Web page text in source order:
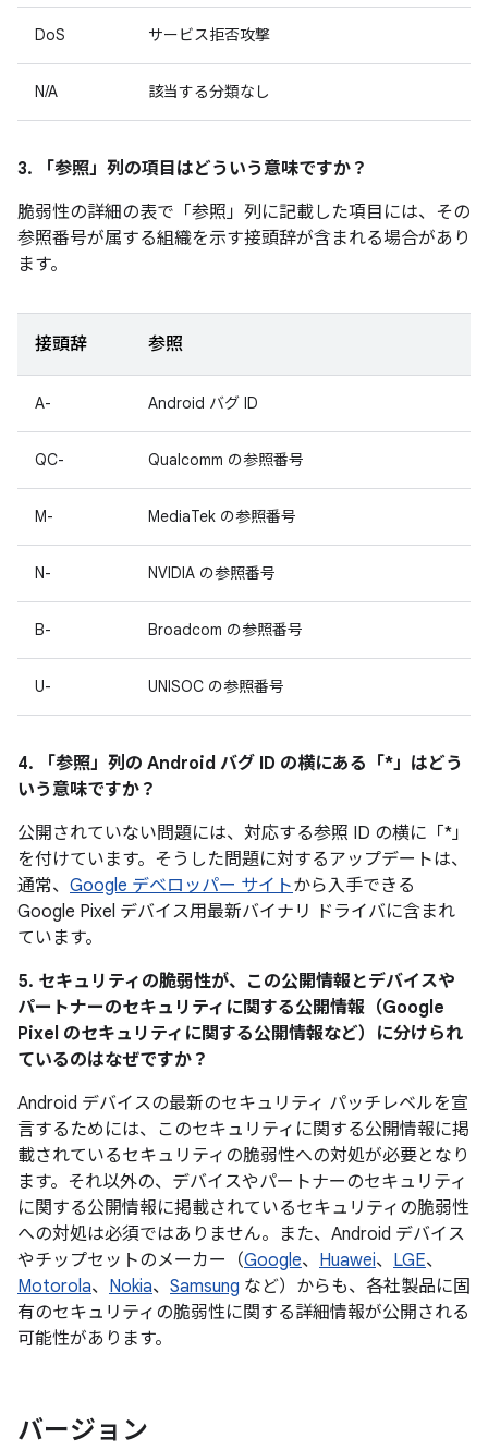
DoS サービス拒否攻撃
N/A 該当する分類なし
3. 「参照」 列の項目はどういう意味ですか？
脆弱性の詳細の表で「参照」 列に記載した項目には、その
参照番号が属する組織を示す接頭辞が含まれる場合があり
ます。
接頭辞 参照
A- Android バグ ID
QC- Qualcomm の参照番号
M- MediaTek の参照番号
N- NVIDIA の参照番号
B- Broadcom の参照番号
U- UNISOC の参照番号
4. 「参照」 列の Android バグ ID の横にある「*」はどう
いう意味ですか？
公開されていない問題には、対応する参照 ID の横に「*」
を付けています。そうした問題に対するアップデートは、
通常、 Google デベロッパー サイトから入手できる
Google Pixel デバイス用最新バイナリ ドライバに含まれ
ています。
5. セキュリティの脆弱性が、この公開情報とデバイスや
パートナーのセキュリティに関する公開情報（Google
Pixel のセキュリティに関する公開情報など）に分けられ
ているのはなぜですか？
Android デバイスの最新のセキュリティ パッチレベルを宣
言するためには、このセキュリティに関する公開情報に掲
載されているセキュリティの脆弱性への対処が必要となり
ます。それ以外の、デバイスやパートナーのセキュリティ
に関する公開情報に掲載されているセキュリティの脆弱性
への対処は必須ではありません。また、Android デバイス
やチップセットのメーカー（Google、 Huawei、 LGE、
Motorola、 Nokia、 Samsung など）からも、各社製品に固
有のセキュリティの脆弱性に関する詳細情報が公開される
可能性があります。
バージョン